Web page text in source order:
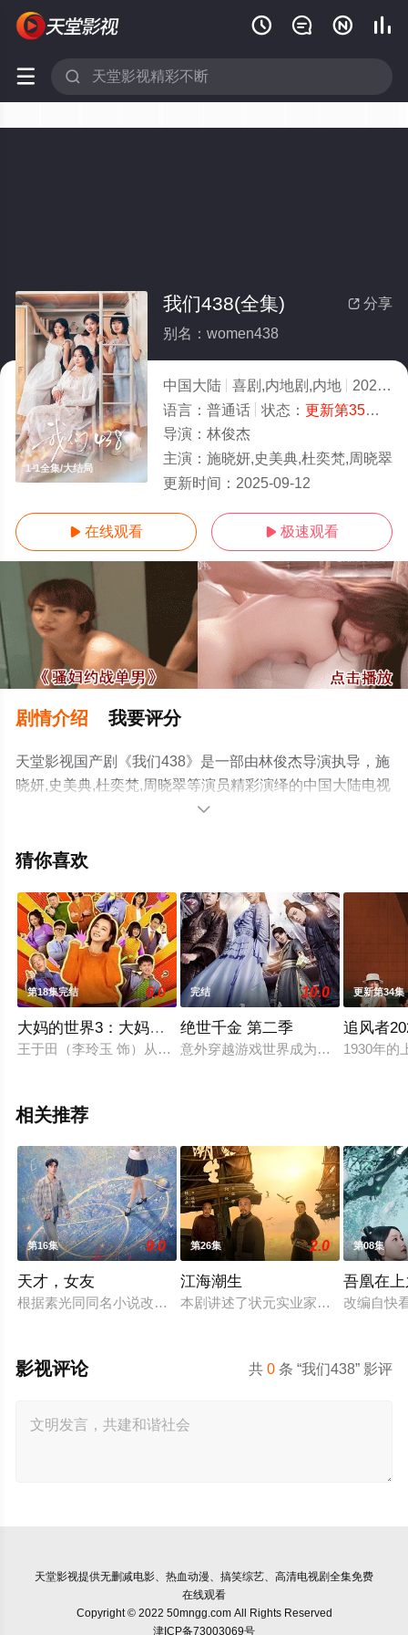
   
 
1-1全集/大结局
 分享
我们438(全集)
别名：women438
中国大陆 喜剧,内地剧,内地 2025
语言： 普通话 状态： 更新第35集
导演： 林俊杰
主演： 施晓妍,史美典,杜奕梵,周晓翠
更新时间： 2025-09-12
 在线观看  极速观看
剧情介绍 我要评分
天堂影视国产剧《我们438》是一部由林俊杰导演执导，施
晓妍,史美典,杜奕梵,周晓翠等演员精彩演绎的中国大陆电视
剧，大结局剧情已揭晓（1-1全集），手机免费观看高清未
移步至豆瓣电视剧、电视猫或剧情网等平台了解。

猜你喜欢
第18集完结 6.0
大妈的世界3：大妈闯职场
王于田（李玲玉 饰）从老年大学毕业后重返职场。在这里，她
完结 10.0
绝世千金 第二季
意外穿越游戏世界成为宰相千金的现
更新第34集
追风者
1930年的
相关推荐
第16集 9.0
天才，女友
根据素光同同名小说改编。江逾白长大以后，林知夏忽然对他
第26集 2.0
江海潮生
本剧讲述了状元实业家张謇创办大生
第08集
吾凰在
改编自快
共0 条 “我们438” 影评
影视评论
天堂影视提供无删减电影、热血动漫、搞笑综艺、高清电视剧全集免费
在线观看
Copyright © 2022 50mngg.com All Rights Reserved
津ICP备73003069号